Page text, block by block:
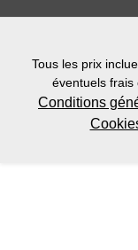
Tous les prix
éventuels frais
Conditions